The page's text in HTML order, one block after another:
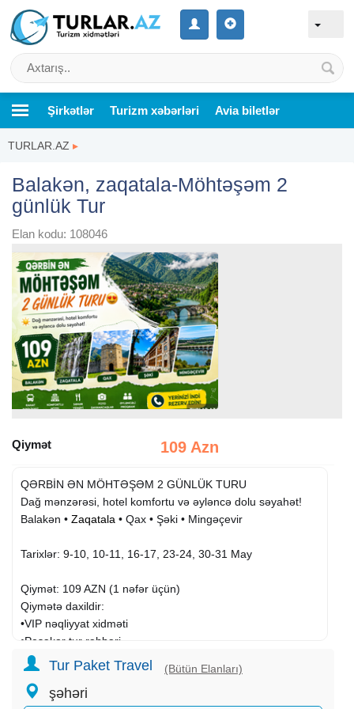
Şirkətlər Turizm xəbərləri Avia biletlər
TURLAR.AZ ▸
Balakən, zaqatala-Möhtəşəm 2
günlük Tur
Elan kodu: 108046
Qiymət 109 Azn
QƏRBİN ƏN MÖHTƏŞƏM 2 GÜNLÜK TURU
Dağ mənzərəsi, hotel komfortu və əyləncə dolu səyahət!
Balakən • Zaqatala • Qax • Şəki • Mingəçevir
Tarixlər: 9-10, 10-11, 16-17, 23-24, 30-31 May
Qiymət: 109 AZN (1 nəfər üçün)
Qiymətə daxildir:
•VIP nəqliyyat xidməti
•Peşəkar tur rəhbəri
•Hilltop Heaven Hoteldə gecələmə
•2 dəfə səhər yeməyi
•Gəzintilər
Tur Paket Travel (Bütün Elanları)
şəhəri